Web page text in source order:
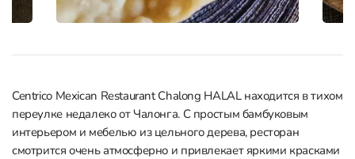
Centrico Mexican Restaurant Chalong HALAL находится в тихом
переулке недалеко от Чалонга. С простым бамбуковым
интерьером и мебелью из цельного дерева, ресторан
смотрится очень атмосферно и привлекает яркими красками